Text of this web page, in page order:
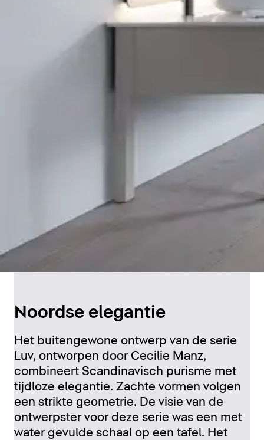
Noordse elegantie
Het buitengewone ontwerp van de serie
Luv, ontworpen door Cecilie Manz,
combineert Scandinavisch purisme met
tijdloze elegantie. Zachte vormen volgen
een strikte geometrie. De visie van de
ontwerpster voor deze serie was een met
water gevulde schaal op een tafel. Het